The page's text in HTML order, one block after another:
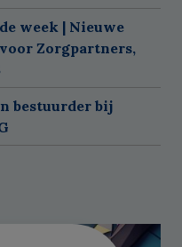
week | Nieuwe
Zorgpartners,
bestuurder bij